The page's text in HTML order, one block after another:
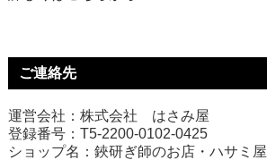
ご連絡先
運営会社：株式会社 はさみ屋
登録番号：T5-2200-0102-0425
ショップ名：鋏研ぎ師のお店・ハサミ